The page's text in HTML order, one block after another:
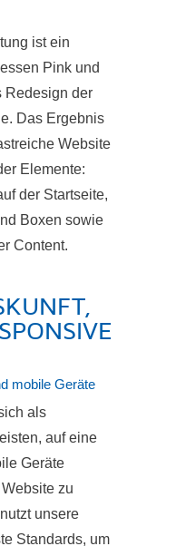
ist ein
Pink und
Redesign der
Das Ergebnis
Website
Elemente:
der Startseite,
Boxen sowie
Content.
mobile Geräte
als
auf eine
Geräte
zu
unsere
Standards, um